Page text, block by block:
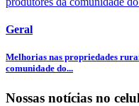
Geral
Melhorias nas propriedades
comunidade do...
Nossas notícias no